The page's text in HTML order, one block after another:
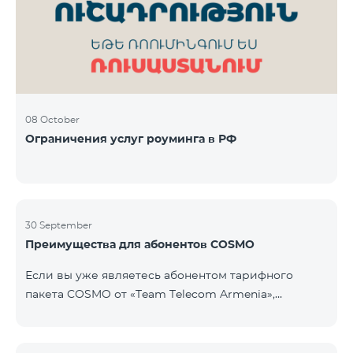
Фиксированная телефония: 180 минут на звонки
внутри фиксированной сети Team Телевизионная
08 October
Ограничения услуг роуминга в РФ
30 September
Преимущества для абонентов COSMO
Если вы уже являетесь абонентом тарифного
пакета COSMO от «Team Telecom Armenia»,